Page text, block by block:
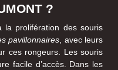
?
la prolifération des souris
pavillonnaires, avec leurs
ces rongeurs. Les souris
facile d’accès. Dans les